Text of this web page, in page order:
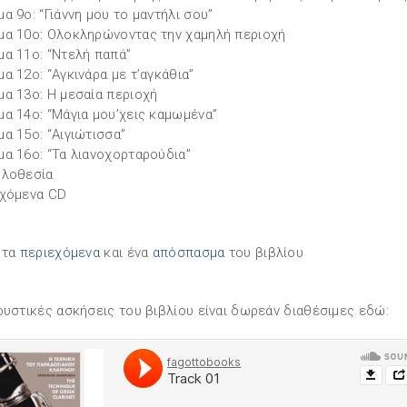
9ο: “Γιάννη μου το μαντήλι σου”
10ο: Ολοκληρώνοντας την χαμηλή περιοχή
11ο: “Ντελή παπά”
12ο: “Αγκινάρα με τ’αγκάθια”
13ο: Η μεσαία περιοχή
14ο: “Μάγια μου’χεις καμωμένα”
15ο: “Αιγιώτισσα”
16ο: “Τα λιανοχορταρούδια”
CD
περιεχόμενα και ένα απόσπασμα του βιβλίου
ασκήσεις του βιβλίου είναι δωρεάν διαθέσιμες εδώ: